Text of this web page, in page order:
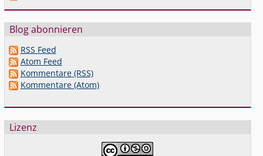
Blog abonnieren
RSS Feed
Atom Feed
Kommentare (RSS)
Kommentare (Atom)
Lizenz